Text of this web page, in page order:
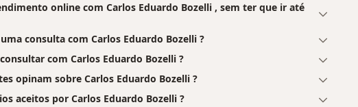
online com Carlos Eduardo Bozelli , sem ter que ir até
consulta com Carlos Eduardo Bozelli ?
com Carlos Eduardo Bozelli ?
opinam sobre Carlos Eduardo Bozelli ?
aceitos por Carlos Eduardo Bozelli ?